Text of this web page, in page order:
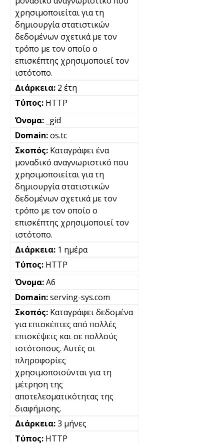
χρησιμοποιείται για τη
δημιουργία στατιστικών
δεδομένων σχετικά με τον
τρόπο με τον οποίο ο
επισκέπτης χρησιμοποιεί τον
ιστότοπο.
2 έτη
HTTP
_gid
os.tc
Καταγράφει ένα
μοναδικό αναγνωριστικό που
χρησιμοποιείται για τη
δημιουργία στατιστικών
δεδομένων σχετικά με τον
τρόπο με τον οποίο ο
επισκέπτης χρησιμοποιεί τον
ιστότοπο.
1 ημέρα
HTTP
A6
serving-sys.com
Καταγράφει δεδομένα
για επισκέπτες από πολλές
επισκέψεις και σε πολλούς
ιστότοπους. Αυτές οι
πληροφορίες
χρησιμοποιούνται για τη
μέτρηση της
αποτελεσματικότητας της
διαφήμισης.
3 μήνες
HTTP